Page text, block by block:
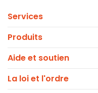
Services
Produits
Aide et soutien
La loi et l'ordre